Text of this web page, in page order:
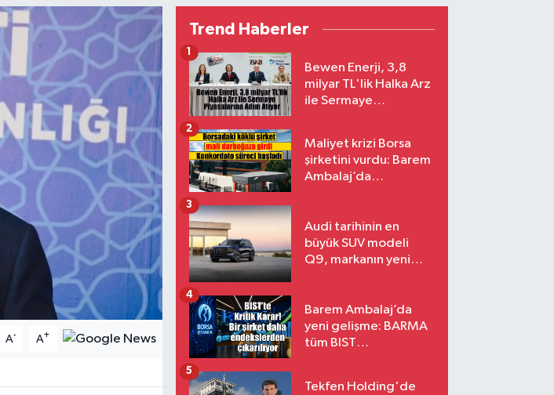
A- A+
Trend Haberler
Bewen Enerji, 3,8
milyar TL'lik Halka Arz
ile Sermaye
Maliyet krizi Borsa
şirketini vurdu: Barem
Ambalaj’da
2
Audi tarihinin en
büyük SUV modeli
Q9, markanın yeni
3
Barem Ambalaj’da
yeni gelişme: BARMA
tüm BIST
4
Tekfen Holding'de
5